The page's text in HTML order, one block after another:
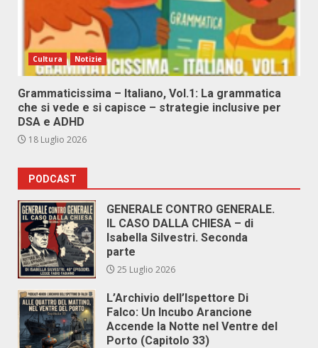
Cultura Notizie
Grammaticissima – Italiano, Vol.1: La grammatica
che si vede e si capisce – strategie inclusive per
DSA e ADHD
18 Luglio 2026
PODCAST
GENERALE CONTRO GENERALE.
IL CASO DALLA CHIESA – di
Isabella Silvestri. Seconda
parte
25 Luglio 2026
L’Archivio dell’Ispettore Di
Falco: Un Incubo Arancione
Accende la Notte nel Ventre del
Porto (Capitolo 33)